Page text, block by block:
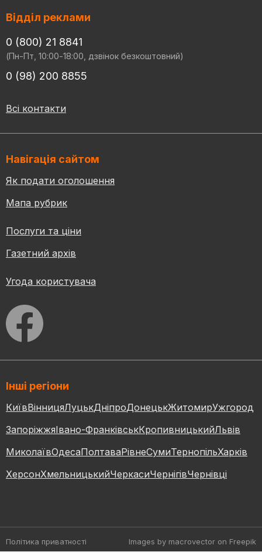
Відділ реклами
0 (800) 21 8841
(Пн-Пт, 10:00-18:00, дзвінок безкоштовний)
0 (98) 200 8855
Всі контакти
Навігація сайтом
Як подати оголошення
Мапа рубрик
Послуги та ціни
Газетний архів
Угода користувача
Інші регіони
КиївВінницяЛуцькДніпроДонецькЖитомирУжгород
ЗапоріжжяІвано-ФранківськКропивницькийЛьвів
МиколаївОдесаПолтаваРівнеСумиТернопільХарків
ХерсонХмельницькийЧеркасиЧернігівЧернівці
Політика приватності Images by macrovector on Freepik